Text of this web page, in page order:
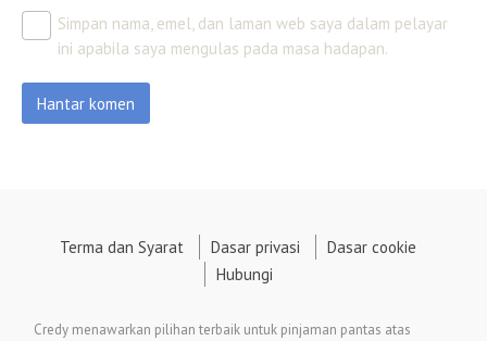
Simpan nama, emel, dan laman web saya dalam pelayar
ini apabila saya mengulas pada masa hadapan.
Terma dan Syarat Dasar privasi
Dasar cookie
Hubungi
Credy menawarkan pilihan terbaik untuk pinjaman pantas atas